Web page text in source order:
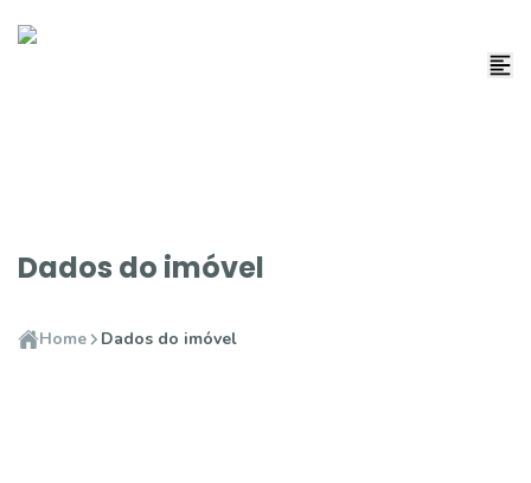
Dados do imóvel
Home Dados do imóvel